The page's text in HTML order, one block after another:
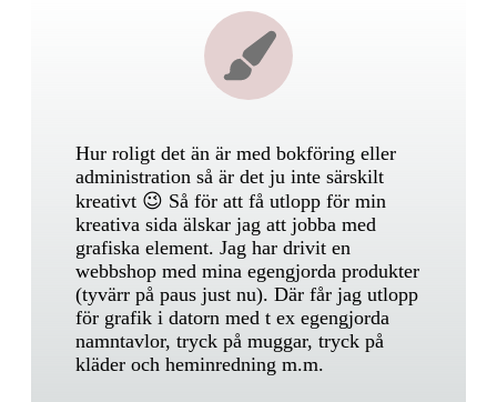
Hur roligt det än är med bokföring eller
administration så är det ju inte särskilt
kreativt 😉 Så för att få utlopp för min
kreativa sida älskar jag att jobba med
grafiska element. Jag har drivit en
webbshop med mina egengjorda produkter
(tyvärr på paus just nu). Där får jag utlopp
för grafik i datorn med t ex egengjorda
namntavlor, tryck på muggar, tryck på
kläder och heminredning m.m.